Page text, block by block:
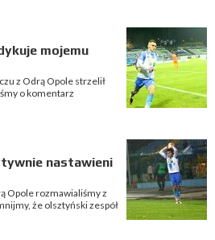
mojemu
z Odrą Opole strzelił
o komentarz
nastawieni
Opole rozmawialiśmy z
że olsztyński zespół